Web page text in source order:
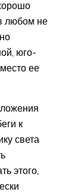
любом не
юго-
ее
к
света
этого,